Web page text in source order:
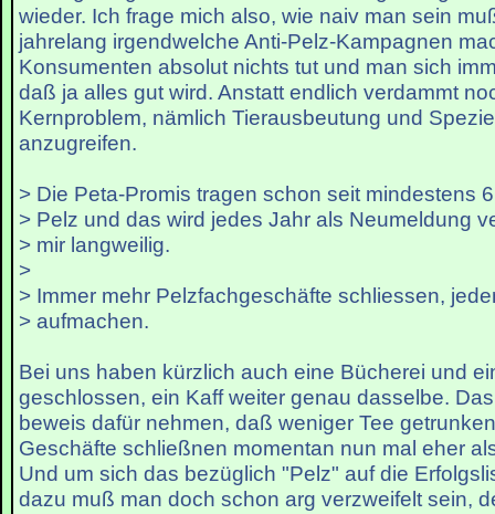
wieder. Ich frage mich also, wie naiv man sein
jahrelang irgendwelche Anti-Pelz-Kampagnen
Konsumenten absolut nichts tut und man sich
daß ja alles gut wird. Anstatt endlich verdammt
Kernproblem, nämlich Tierausbeutung und
anzugreifen.
> Die Peta-Promis tragen schon seit mindestens
> Pelz und das wird jedes Jahr als Neumeldung
> mir langweilig.
>
> Immer mehr Pelzfachgeschäfte schliessen,
> aufmachen.
Bei uns haben kürzlich auch eine Bücherei und
geschlossen, ein Kaff weiter genau dasselbe.
beweis dafür nehmen, daß weniger Tee
Geschäfte schließnen momentan nun mal eher
Und um sich das bezüglich "Pelz" auf die
dazu muß man doch schon arg verzweifelt sein,